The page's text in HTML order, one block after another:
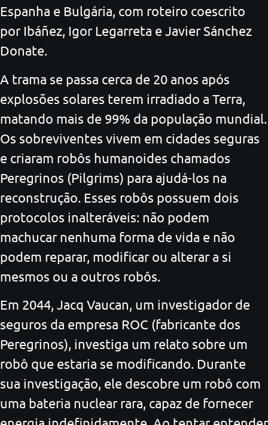
Espanha e Bulgária, com roteiro coescrito
por Ibáñez, Igor Legarreta e Javier Sánchez
Donate.
A trama se passa cerca de 20 anos após
explosões solares terem irradiado a Terra,
matando mais de 99% da população mundial.
Os sobreviventes vivem em cidades seguras
e criaram robôs humanoides chamados
Peregrinos (Pilgrims) para ajudá-los na
reconstrução. Esses robôs possuem dois
protocolos inalteráveis: não podem
machucar nenhuma forma de vida e não
podem reparar, modificar ou alterar a si
mesmos ou a outros robôs.
Em 2044, Jacq Vaucan, um investigador de
seguros da empresa ROC (fabricante dos
Peregrinos), investiga um relato sobre um
robô que estaria se modificando. Durante
sua investigação, ele descobre um robô com
uma bateria nuclear rara, capaz de fornecer